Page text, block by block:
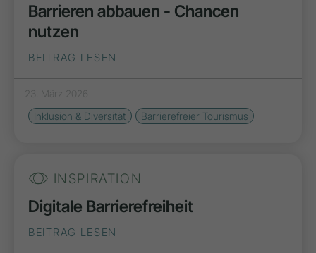
Barrieren abbauen - Chancen
nutzen
BEITRAG LESEN
23. März 2026
Inklusion & Diversität
Barrierefreier Tourismus
INSPIRATION
Digitale Barrierefreiheit
BEITRAG LESEN